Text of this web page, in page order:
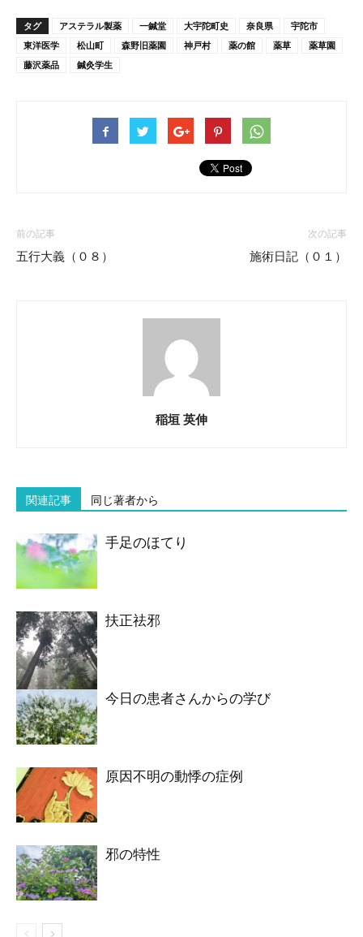
タグ アステラル製薬 一鍼堂 大宇陀町史 奈良県
宇陀市
東洋医学
松山町 森野旧薬園 神戸村 薬の館 薬草
薬草園
藤沢薬品
鍼灸学生
前の記事
五行大義（０８）
次の記事
施術日記（０１）
稲垣 英伸
関連記事 同じ著者から
手足のほてり
扶正祛邪
今日の患者さんからの学び
原因不明の動悸の症例
邪の特性